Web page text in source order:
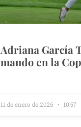
Adriana García
mando en la
11 de enero de 2026 10:57